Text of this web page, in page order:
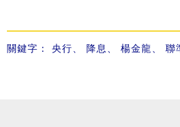
關鍵字： 央行、 降息、 楊金龍、 聯